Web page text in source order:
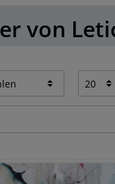
von